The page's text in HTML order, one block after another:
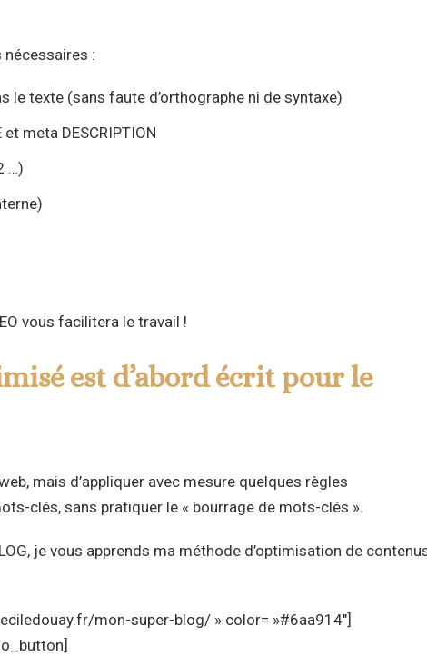
nécessaires :
le texte (sans faute d’orthographe ni de syntaxe)
meta DESCRIPTION
…)
vous facilitera le travail !
est d’abord écrit pour le
mais d’appliquer avec mesure quelques règles
clés, sans pratiquer le « bourrage de mots-clés ».
je vous apprends ma méthode d’optimisation de
mon-super-blog/ » color= »#6aa914″]